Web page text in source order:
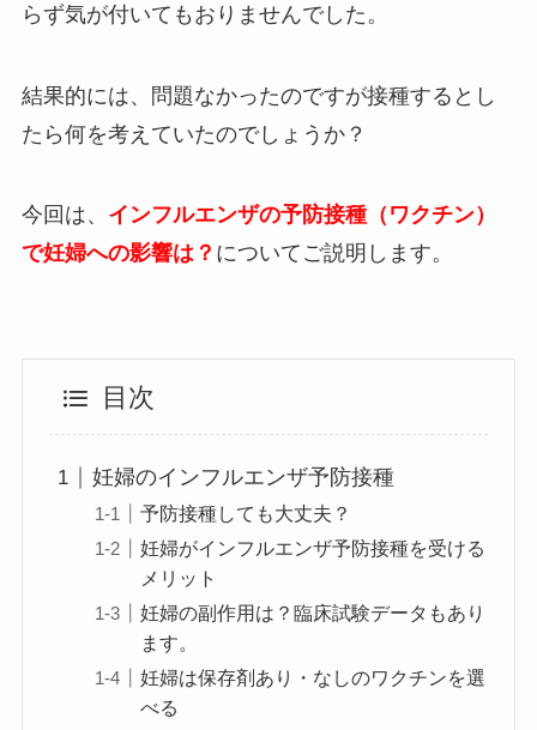
らず気が付いてもおりませんでした。
結果的には、問題なかったのですが接種するとし
たら何を考えていたのでしょうか？
今回は、 インフルエンザの予防接種（ワクチン）
で妊婦への影響は？ についてご説明します。
目次
妊婦のインフルエンザ予防接種
予防接種しても大丈夫？
妊婦がインフルエンザ予防接種を受ける
メリット
妊婦の副作用は？臨床試験データもあり
ます。
妊婦は保存剤あり・なしのワクチンを選
べる